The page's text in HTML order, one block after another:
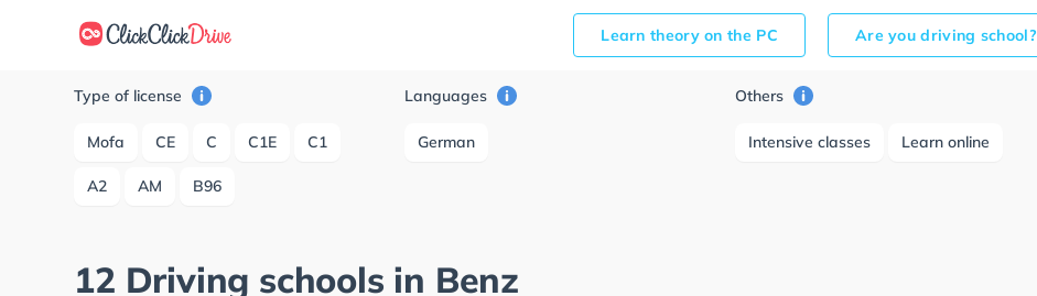
Learn theory on the PC Are you driving school?
Type of license
Mofa CE C C1E C1
A2 AM B96
Languages
German
Others
Intensive classes Learn online
12 Driving schools in Benz